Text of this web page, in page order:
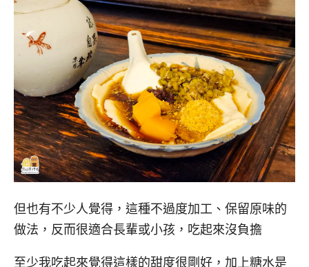
但也有不少人覺得，這種不過度加工、保留原味的
做法，反而很適合長輩或小孩，吃起來沒負擔
至少我吃起來覺得這樣的甜度很剛好，加上糖水是